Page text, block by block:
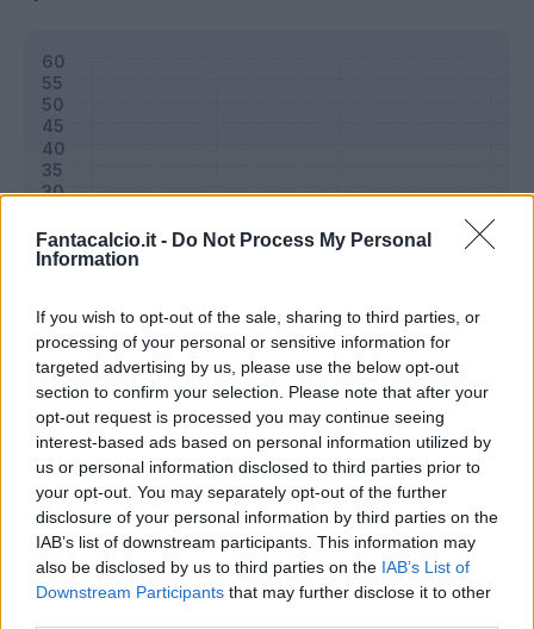
Fantacalcio.it - Do Not Process My Personal
Information
If you wish to opt-out of the sale, sharing to third parties, or
processing of your personal or sensitive information for
targeted advertising by us, please use the below opt-out
section to confirm your selection. Please note that after your
opt-out request is processed you may continue seeing
interest-based ads based on personal information utilized by
us or personal information disclosed to third parties prior to
your opt-out. You may separately opt-out of the further
disclosure of your personal information by third parties on the
IAB’s list of downstream participants. This information may
also be disclosed by us to third parties on the IAB’s List of
Downstream Participants that may further disclose it to other
Classic Mantra
Riepilogo stagione
Titolare 22 - 73%
Entrato 0 - 0 %
Squalificato